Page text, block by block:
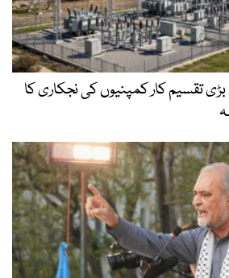
حکومت کا بجلی کی 3 بڑی تقسیم کار کمپنیوں کی نجکاری کا